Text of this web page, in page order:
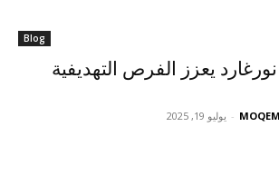
Blog
يعزز الفرص التهديفية
- يوليو 19, 2025